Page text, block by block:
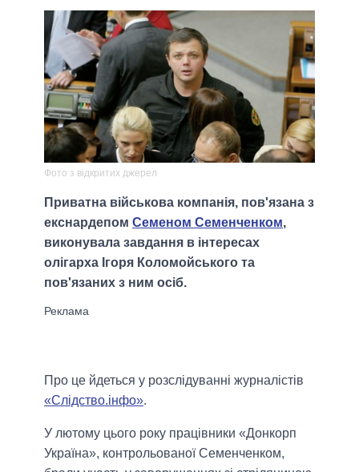
Фото з відкритих джерел
Приватна військова компанія, пов'язана з
екснардепом Семеном Семенченком,
виконувала завдання в інтересах
олігарха Ігоря Коломойського та
пов'язаних з ним осіб.
Про це йдеться у розслідуванні журналістів
«Слідство.інфо».
У лютому цього року працівники «Донкорп
Україна», контрольованої Семенченком,